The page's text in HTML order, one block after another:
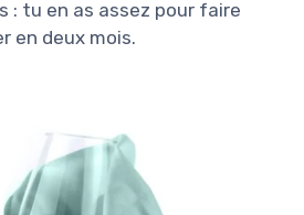
: tu en as assez pour faire
en deux mois.